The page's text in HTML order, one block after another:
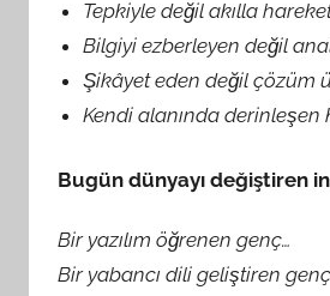
Tepkiyle değil akılla
Bilgiyi ezberleyen değil
Şikâyet eden değil çözüm
Kendi alanında derinleşen
Bugün dünyayı değiştiren
Bir yazılım öğrenen genç…
Bir yabancı dili geliştiren